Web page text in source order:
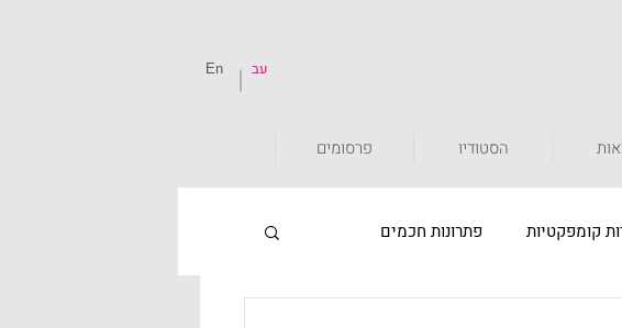
En עב
הסטודיו פרסומים
קומפקטיות פתרונות חכמים